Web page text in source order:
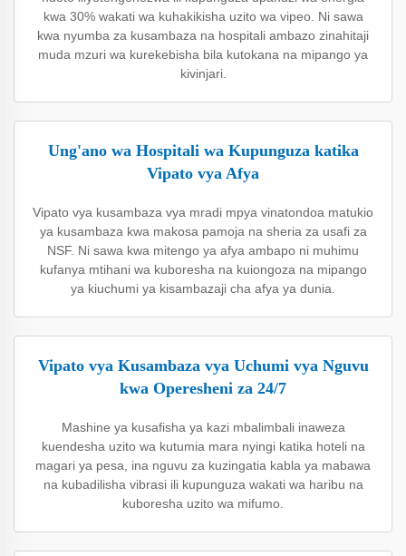
kwa 30% wakati wa kuhakikisha uzito wa vipeo. Ni sawa
kwa nyumba za kusambaza na hospitali ambazo zinahitaji
muda mzuri wa kurekebisha bila kutokana na mipango ya
kivinjari.
Ung'ano wa Hospitali wa Kupunguza katika
Vipato vya Afya
Vipato vya kusambaza vya mradi mpya vinatondoa matukio
ya kusambaza kwa makosa pamoja na sheria za usafi za
NSF. Ni sawa kwa mitengo ya afya ambapo ni muhimu
kufanya mtihani wa kuboresha na kuiongoza na mipango
ya kiuchumi ya kisambazaji cha afya ya dunia.
Vipato vya Kusambaza vya Uchumi vya Nguvu
kwa Operesheni za 24/7
Mashine ya kusafisha ya kazi mbalimbali inaweza
kuendesha uzito wa kutumia mara nyingi katika hoteli na
magari ya pesa, ina nguvu za kuzingatia kabla ya mabawa
na kubadilisha vibrasi ili kupunguza wakati wa haribu na
kuboresha uzito wa mifumo.